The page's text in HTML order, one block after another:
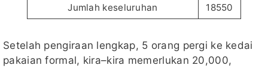
Jumlah keseluruhan 18550
Setelah pengiraan lengkap, 5 orang pergi ke kedai
pakaian formal, kira–kira memerlukan 20,000,